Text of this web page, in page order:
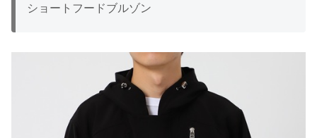
ショートフードブルゾン